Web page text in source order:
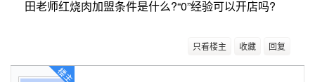
田老师红烧肉加盟条件是什么?“0”经验可以开店吗?
只看楼主 收藏 回复
楼主